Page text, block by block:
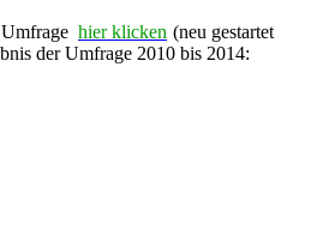
hier klicken (neu gestartet
der Umfrage 2010 bis 2014: